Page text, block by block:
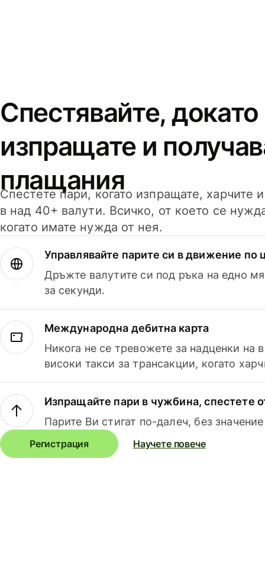
Спестявайте,
изпращате и
плащания
Спестете пари, когато изпращате, харчите
в над 40+ валути. Всичко, от което се
когато имате нужда от нея.
Управлявайте парите си в движение по
Дръжте валутите си под ръка на едно
за секунди.
Международна дебитна карта
Никога не се тревожете за надценки на
високи такси за трансакции, когато
Изпращайте пари в чужбина, спестете
Парите Ви стигат по-далеч, без
Регистрация Научете повече